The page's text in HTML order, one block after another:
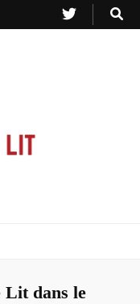
Lit dans le